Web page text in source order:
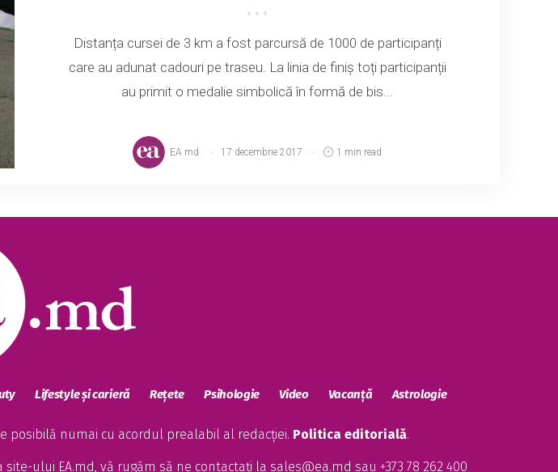
Distanța cursei de 3 km a fost parcursă de 1000 de participanți
care au adunat cadouri pe traseu. La linia de finiș toți participanții
au primit o medalie simbolică în formă de bis...
EA.md 17 decembrie 2017 1 min read
Lifestyle și carieră Rețete Psihologie Video Vacanță Astrologie
posibilă numai cu acordul prealabil al redacției. Politica editorială.
ului EA.md, vă rugăm să ne contactați la sales@ea.md sau +373 78 262 400